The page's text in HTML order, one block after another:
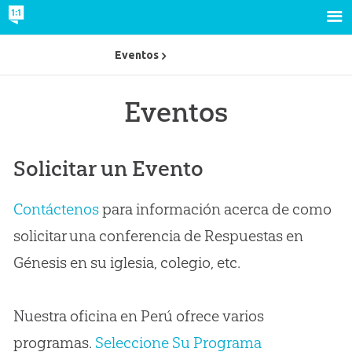
Eventos
Solicitar un Evento
Contáctenospara información acerca de como
solicitar una conferencia de Respuestas en
Génesis en su iglesia, colegio, etc.
Nuestra oficina en Perú ofrece varios
programas. Seleccione Su Programa
Eventos